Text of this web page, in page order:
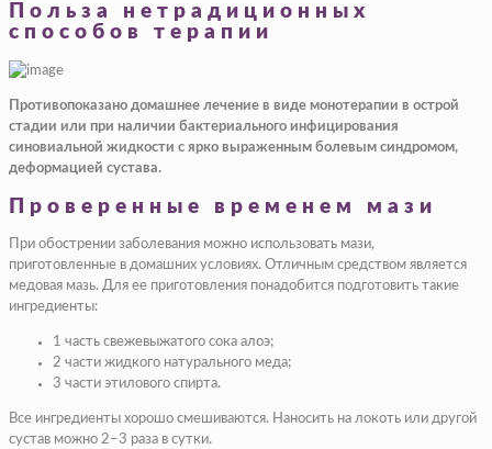
Польза нетрадиционных
способов терапии
Противопоказано домашнее лечение в виде монотерапии в острой
стадии или при наличии бактериального инфицирования
синовиальной жидкости с ярко выраженным болевым синдромом,
деформацией сустава.
Проверенные временем мази
При обострении заболевания можно использовать мази,
приготовленные в домашних условиях. Отличным средством является
медовая мазь. Для ее приготовления понадобится подготовить такие
ингредиенты:
1 часть свежевыжатого сока алоэ;
2 части жидкого натурального меда;
3 части этилового спирта.
Все ингредиенты хорошо смешиваются. Наносить на локоть или другой
сустав можно 2–3 раза в сутки.